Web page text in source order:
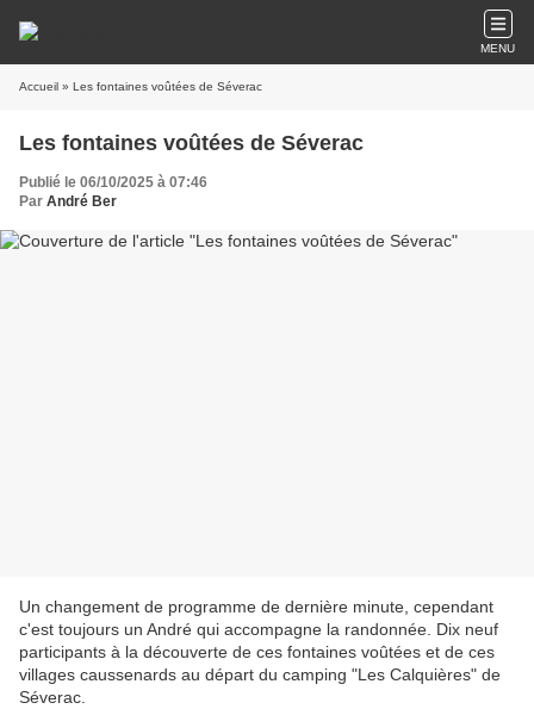
MENU
Accueil » Les fontaines voûtées de Séverac
Les fontaines voûtées de Séverac
Publié le 06/10/2025 à 07:46
Par André Ber
Un changement de programme de dernière minute, cependant
c'est toujours un André qui accompagne la randonnée. Dix neuf
participants à la découverte de ces fontaines voûtées et de ces
villages caussenards au départ du camping "Les Calquières" de
Séverac.